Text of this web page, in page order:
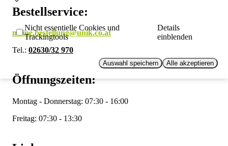
Nicht essentielle Cookies und
Trackingtools
Details
einblenden
Auswahl speichern Alle akzeptieren
Bestellservice:
meine.bestellung@unik.co.at
Tel.: 02630/32 970
Öffnungszeiten:
Montag - Donnerstag: 07:30 - 16:00
Freitag: 07:30 - 13:30